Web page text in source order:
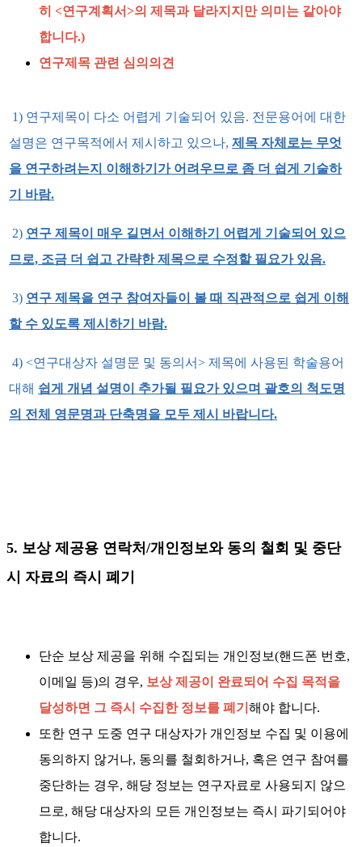
히 <연구계획서>의 제목과 달라지지만 의미는 같아야
합니다.)
연구제목 관련 심의의견
1) 연구제목이 다소 어렵게 기술되어 있음. 전문용어에 대한
설명은 연구목적에서 제시하고 있으나, 제목 자체로는 무엇
을 연구하려는지 이해하기가 어려우므로 좀 더 쉽게 기술하
기 바람.
2) 연구 제목이 매우 길면서 이해하기 어렵게 기술되어 있으
므로, 조금 더 쉽고 간략한 제목으로 수정할 필요가 있음.
3) 연구 제목을 연구 참여자들이 볼 때 직관적으로 쉽게 이해
할 수 있도록 제시하기 바람.
4) <연구대상자 설명문 및 동의서> 제목에 사용된 학술용어
대해 쉽게 개념 설명이 추가될 필요가 있으며 괄호의 척도명
의 전체 영문명과 단축명을 모두 제시 바랍니다.
5. 보상 제공용 연락처/개인정보와 동의 철회 및 중단
시 자료의 즉시 폐기
단순 보상 제공을 위해 수집되는 개인정보(핸드폰 번호,
이메일 등)의 경우, 보상 제공이 완료되어 수집 목적을
달성하면 그 즉시 수집한 정보를 폐기 해야 합니다.
또한 연구 도중 연구 대상자가 개인정보 수집 및 이용에
동의하지 않거나, 동의를 철회하거나, 혹은 연구 참여를
중단하는 경우, 해당 정보는 연구자료로 사용되지 않으
므로, 해당 대상자의 모든 개인정보는 즉시 파기되어야
합니다.